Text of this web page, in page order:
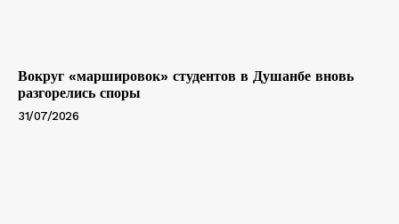
Вокруг «маршировок» студентов в Душанбе вновь
разгорелись споры
31/07/2026